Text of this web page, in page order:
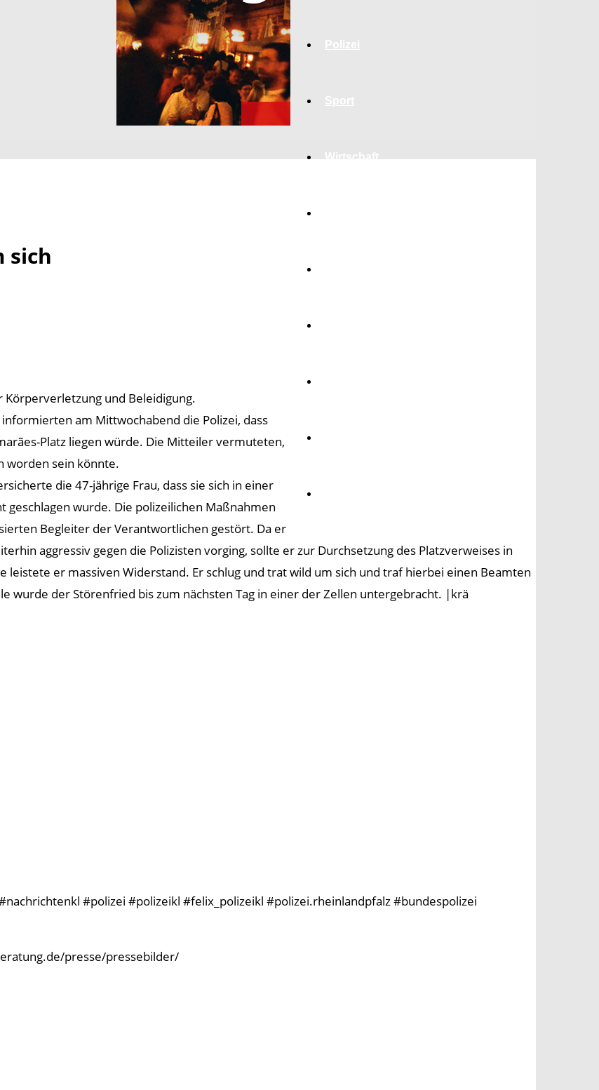
Wirtschaft
sich
und Beleidigung.
am Mittwochabend die Polizei, dass
Platz liegen würde. Die Mitteiler vermuteten,
worden sein könnte.
die 47-jährige Frau, dass sie sich in einer
wurde. Die polizeilichen Maßnahmen
Begleiter der Verantwortlichen gestört. Da er
aggressiv gegen die Polizisten vorging, sollte er zur Durchsetzung des Platzverweises in
leistete er massiven Widerstand. Er schlug und trat wild um sich und traf hierbei einen Beamten
wurde der Störenfried bis zum nächsten Tag in einer der Zellen untergebracht. |krä
#polizei #polizeikl #felix_polizeikl #polizei.rheinlandpfalz #bundespolizei
presse/pressebilder/